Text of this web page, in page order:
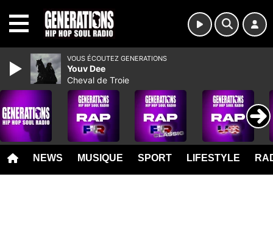
NEWS MUSIQUE SPORT LIFESTYLE
VOUS ÉCOUTEZ GENERATIONS
Youv Dee
Cheval de Troie